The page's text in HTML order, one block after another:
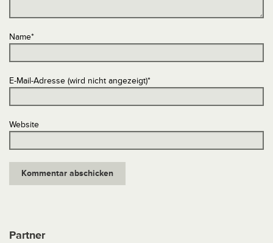
Name*
E-Mail-Adresse (wird nicht angezeigt)*
Website
Partner